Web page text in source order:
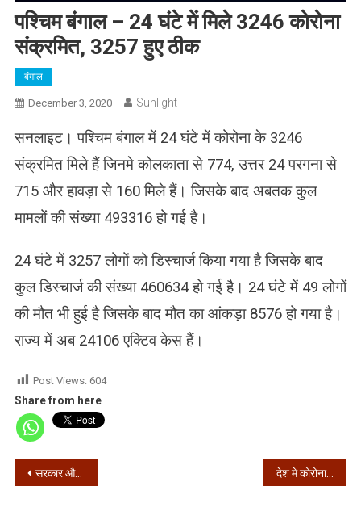
पश्चिम बंगाल – 24 घंटे में मिले 3246 कोरोना
संक्रमित, 3257 हुए ठीक
बंगाल
December 3, 2020 Sunlight
सनलाइट। पश्चिम बंगाल में 24 घंटे में कोरोना के 3246
संक्रमित मिले हैं जिनमे कोलकाता से 774, उत्तर 24 परगना से
715 और हावड़ा से 160 मिले हैं। जिसके बाद अबतक कुल
मामलों की संख्या 493316 हो गई है।
24 घंटे में 3257 लोगों को डिस्चार्ज किया गया है जिसके बाद
कुल डिस्चार्ज की संख्या 460634 हो गई है। 24 घंटे में 49 लोगों
की मौत भी हुई है जिसके बाद मौत का आंकड़ा 8576 हो गया है।
राज्य में अब 24106 एक्टिव केस हैं।
Post Views: 604
Share from here
Post
सरकार और किसानों के बीच साढ़े सात घंटे चला मंथन, अब 5 दिसंबर को अगली बैठक देश मे कोरोना के 36,594 नए मामले, 42,916 हुए ठीक